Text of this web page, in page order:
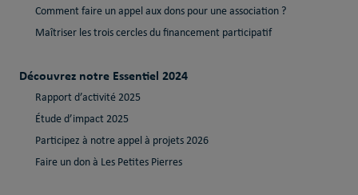
Comment faire un appel aux dons pour une association ?
Maîtriser les trois cercles du financement participatif
Découvrez notre Essentiel 2024
Rapport d’activité 2025
Étude d’impact 2025
Participez à notre appel à projets 2026
Faire un don à Les Petites Pierres